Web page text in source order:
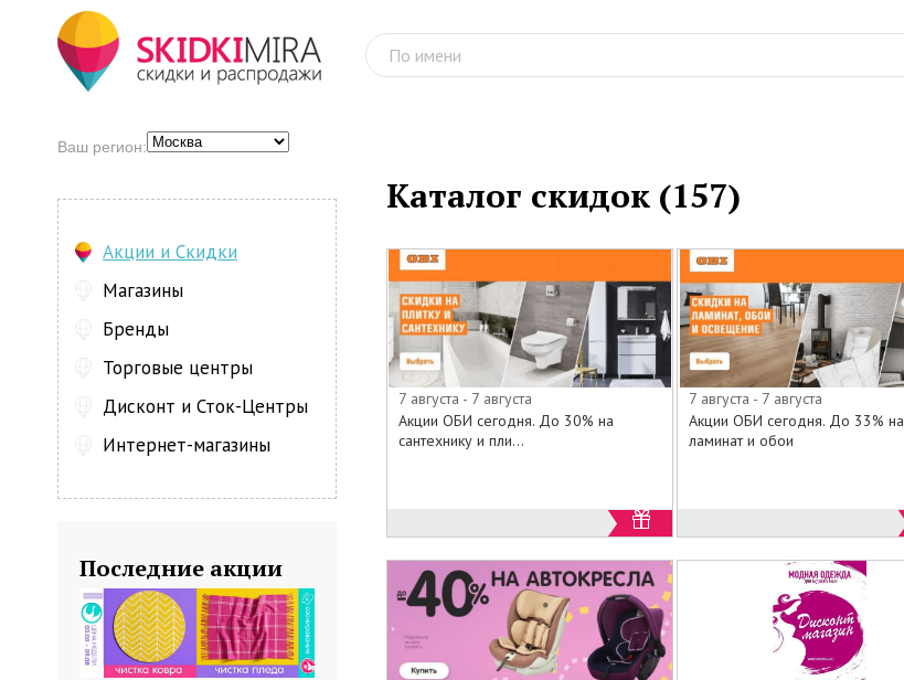
Каталог скидок (157)
7 августа - 7 августа
Акции ОБИ сегодня. До 30% на
сантехнику и пли...
7 августа - 7 августа
Акции ОБИ сегодня. До 33% на
ламинат и обои
Ваш регион:
Акции и Скидки
Магазины
Бренды
Торговые центры
Дисконт и Сток-Центры
Интернет-магазины
Последние акции